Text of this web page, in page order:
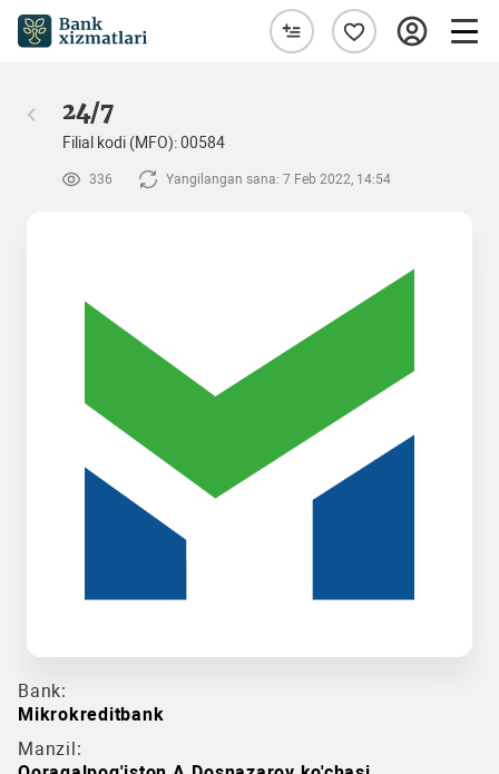
24/7
Filial kodi (MFO): 00584
336 Yangilangan sana: 7 Feb 2022, 14:54
Bank:
Mikrokreditbank
Manzil: